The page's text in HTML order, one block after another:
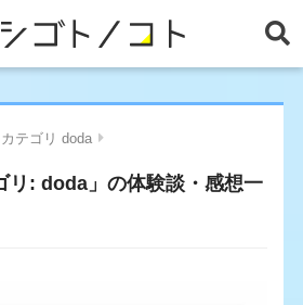
テゴリ doda
リ: doda」の体験談・感想一